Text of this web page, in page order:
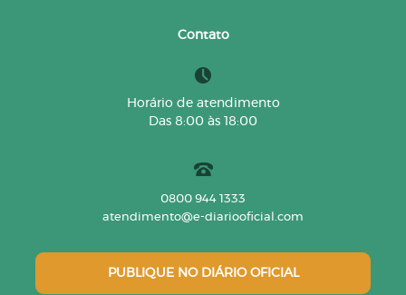
Contato
Horário de atendimento
Das 8:00 às 18:00
0800 944 1333
atendimento@e-diariooficial.com
PUBLIQUE NO DIÁRIO OFICIAL